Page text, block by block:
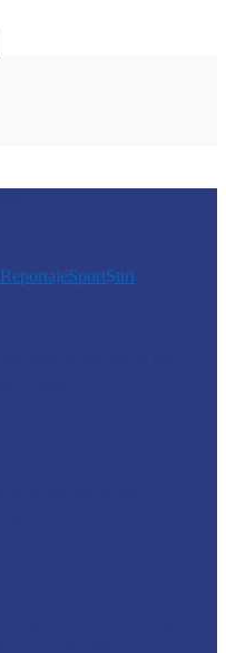
ReportajeSportȘtiri